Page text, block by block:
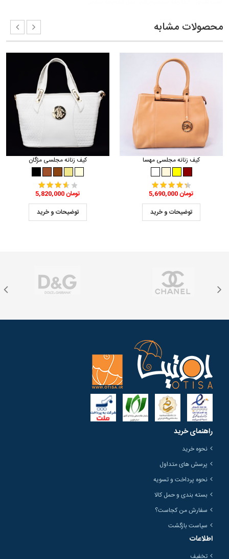
محصولات مشابه
کیف زنانه مجلسی مژگان
5,820,000 تومان
توضیحات و خرید
کیف زنانه مجلسی مهسا
5,690,000 تومان
توضیحات و خرید
راهنمای خرید
نحوه خرید
پرسش های متداول
نحوه پرداخت و تسویه
بسته بندی و حمل کالا
سفارش من کجاست؟
سیاست بازگشت
اطلاعات
تخفیف